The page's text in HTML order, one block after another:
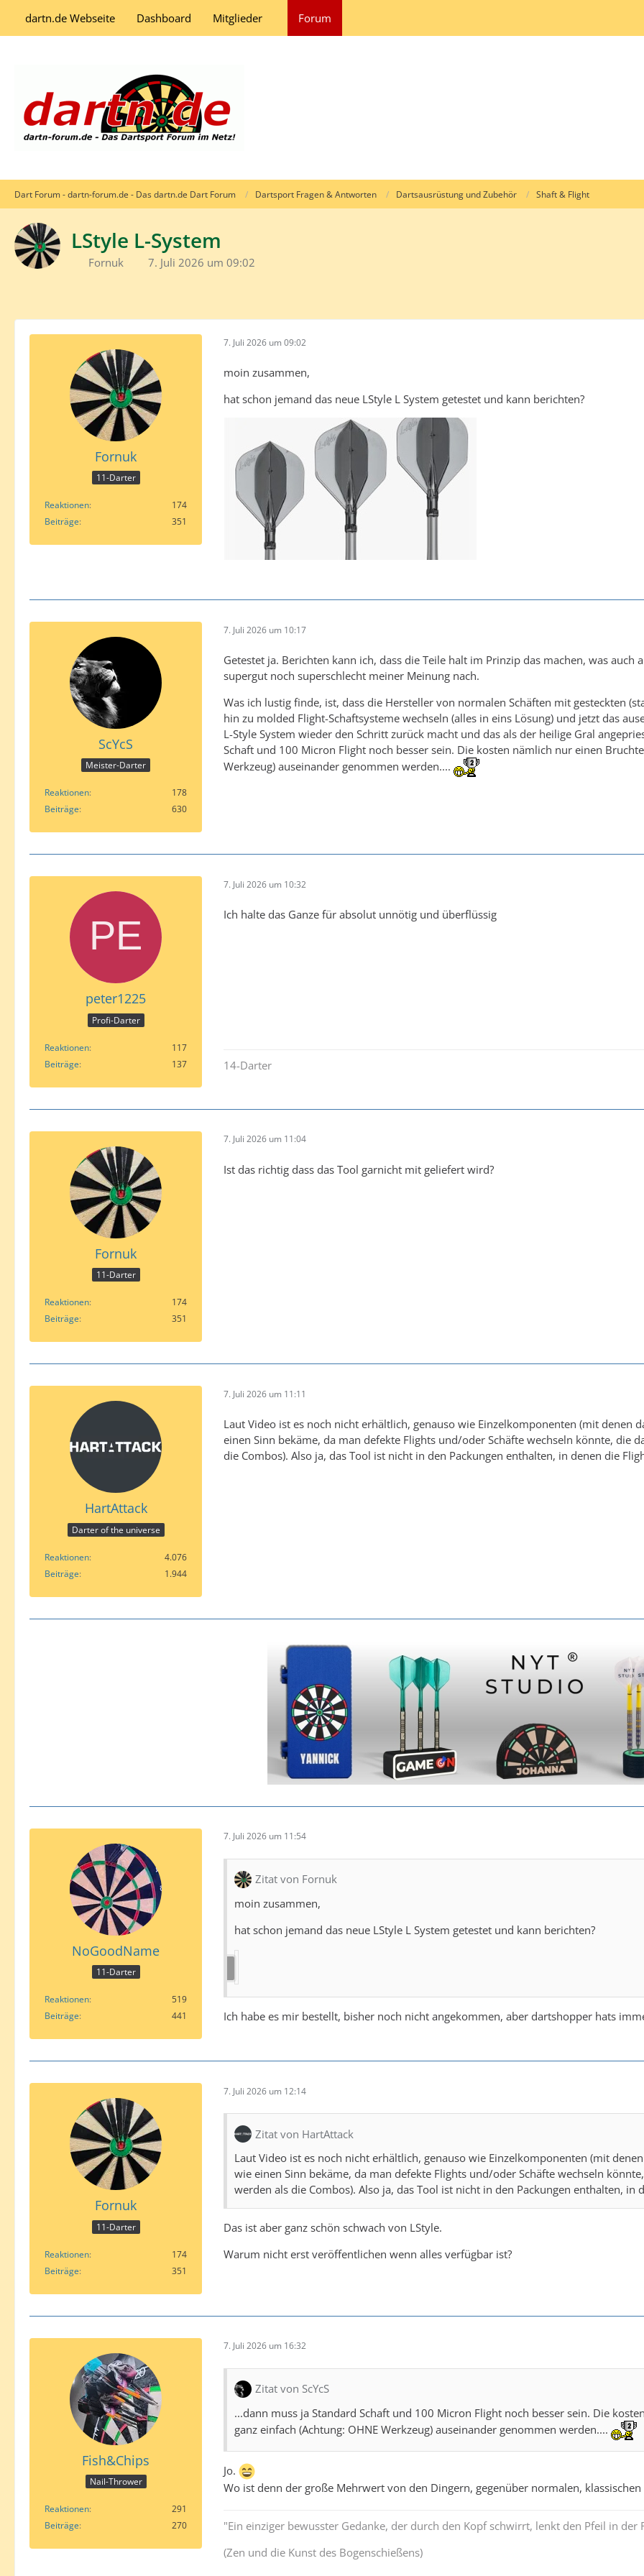
dartn.de Webseite Dashboard Mitglieder Forum
Dart Forum - dartn-forum.de - Das dartn.de Dart Forum Dartsport Fragen & Antworten Dartsausrüstung und Zubehör Shaft & Flight
LStyle L-System
Fornuk 7. Juli 2026 um 09:02
Fornuk
11-Darter
Reaktionen
174
Beiträge
351
7. Juli 2026 um 09:02
moin zusammen,
hat schon jemand das neue LStyle L System getestet und kann berichten?
ScYcS
Meister-Darter
Reaktionen
178
Beiträge
630
7. Juli 2026 um 10:17
Getestet ja. Berichten kann ich, dass die Teile halt im Prinzip das machen, was auch
supergut noch superschlecht meiner Meinung nach.
Was ich lustig finde, ist, dass die Hersteller von normalen Schäften mit gesteckten
hin zu molded Flight-Schaftsysteme wechseln (alles in eins Lösung) und jetzt das
L-Style System wieder den Schritt zurück macht und das als der heilige Gral
Schaft und 100 Micron Flight noch besser sein. Die kosten nämlich nur einen
Werkzeug) auseinander genommen werden....
peter1225
Profi-Darter
Reaktionen
117
Beiträge
137
7. Juli 2026 um 10:32
Ich halte das Ganze für absolut unnötig und überflüssig
14-Darter
Fornuk
11-Darter
Reaktionen
174
Beiträge
351
7. Juli 2026 um 11:04
Ist das richtig dass das Tool garnicht mit geliefert wird?
HartAttack
Darter of the universe
Reaktionen
4.076
Beiträge
1.944
7. Juli 2026 um 11:11
Laut Video ist es noch nicht erhältlich, genauso wie Einzelkomponenten (mit denen
einen Sinn bekäme, da man defekte Flights und/oder Schäfte wechseln könnte, die
die Combos). Also ja, das Tool ist nicht in den Packungen enthalten, in denen die
NoGoodName
11-Darter
Reaktionen
519
Beiträge
441
7. Juli 2026 um 11:54
Zitat von Fornuk
moin zusammen,
hat schon jemand das neue LStyle L System getestet und kann berichten?
Ich habe es mir bestellt, bisher noch nicht angekommen, aber dartshopper hats
Fornuk
11-Darter
Reaktionen
174
Beiträge
351
7. Juli 2026 um 12:14
Zitat von HartAttack
Laut Video ist es noch nicht erhältlich, genauso wie Einzelkomponenten (mit
wie einen Sinn bekäme, da man defekte Flights und/oder Schäfte wechseln
werden als die Combos). Also ja, das Tool ist nicht in den Packungen enthalten, in
Das ist aber ganz schön schwach von LStyle.
Warum nicht erst veröffentlichen wenn alles verfügbar ist?
Fish&Chips
Nail-Thrower
Reaktionen
291
Beiträge
270
7. Juli 2026 um 16:32
Zitat von ScYcS
...dann muss ja Standard Schaft und 100 Micron Flight noch besser sein. Die
ganz einfach (Achtung: OHNE Werkzeug) auseinander genommen werden....
Jo.
Wo ist denn der große Mehrwert von den Dingern, gegenüber normalen, klassischen
"Ein einziger bewusster Gedanke, der durch den Kopf schwirrt, lenkt den Pfeil in der
(Zen und die Kunst des Bogenschießens)